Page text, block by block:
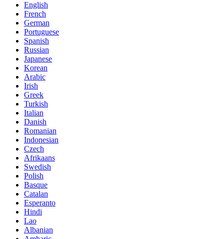
English
French
German
Portuguese
Spanish
Russian
Japanese
Korean
Arabic
Irish
Greek
Turkish
Italian
Danish
Romanian
Indonesian
Czech
Afrikaans
Swedish
Polish
Basque
Catalan
Esperanto
Hindi
Lao
Albanian